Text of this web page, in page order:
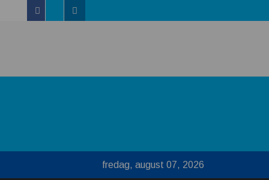
Facebook
TwitterLinkedin
fredag, august 07, 2026